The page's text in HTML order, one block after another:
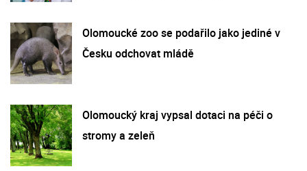
Olomoucké zoo se podařilo jako jediné v
Česku odchovat mládě
Olomoucký kraj vypsal dotaci na péči o
stromy a zeleň